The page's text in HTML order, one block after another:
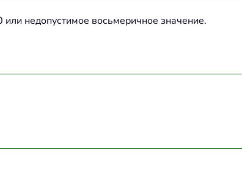
недопустимое восьмеричное значение.